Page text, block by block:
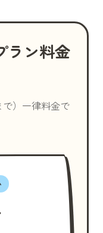
ラン料金
）一律料金で